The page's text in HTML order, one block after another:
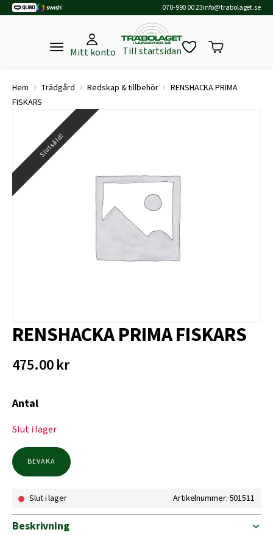
070-990 00 23info@trabolaget.se
Mitt konto Till startsidan
Hem › Trädgård › Redskap & tillbehör › RENSHACKA PRIMA
FISKARS
Slutsåld!
RENSHACKA PRIMA FISKARS
475.00kr
Antal
Slut i lager
BEVAKA
Slut i lager Artikelnummer: 501511
Beskrivning